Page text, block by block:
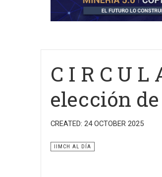
C I R C U
elección
CREATED: 24 OCTOBER 2025
IIMCH AL DÍA